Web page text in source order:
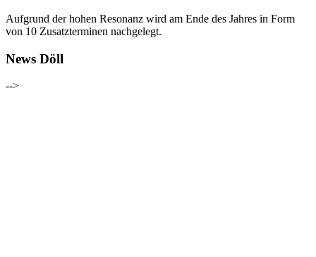
Aufgrund der hohen Resonanz wird am Ende des Jahres in Form
von 10 Zusatzterminen nachgelegt.
News Döll
-->